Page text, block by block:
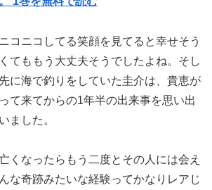
コニコしてる笑顔を見てると幸せそう
てももう大丈夫そうでしたよね。そし
に海で釣りをしていた圭介は、貴恵が
て来てからの1年半の出来事を思い出
ました。
くなったらもう二度とその人には会え
な奇跡みたいな経験ってかなりレアじ